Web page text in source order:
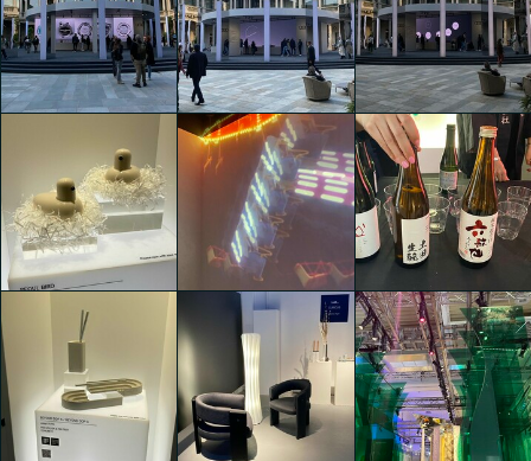
AUDI HOUSE OF
PROGRESS - THE
DOMINO ACT
Kaiyuan Liu
AUDI HOUSE OF
PROGRESS - THE
DOMINO ACT
Kaiyuan Liu
AUDI HOUSE OF
PROGRESS - THE
DOMINO ACT
Kaiyuan Liu
AUDI HOUSE OF
PROGRESS - THE
DOMINO ACT
Kaiyuan Liu
AUDI HOUSE OF
PROGRESS - THE
DOMINO ACT
Kaiyuan Liu
AUDI HOUSE OF
PROGRESS - THE
DOMINO ACT
Kaiyuan Liu
objections
Kaiyuan Liu
objections
Kaiyuan Liu
objections
Kaiyuan Liu